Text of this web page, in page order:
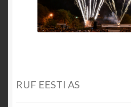
RUF EESTI AS